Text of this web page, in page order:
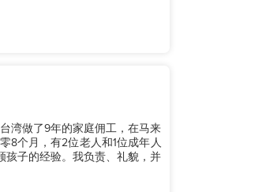
湾做了9年的家庭佣工，在马来
8个月，有2位老人和1位成年人
孩子的经验。我负责、礼貌，并